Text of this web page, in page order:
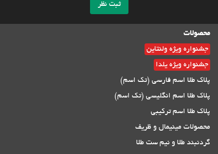
ثبت نظر
محصولات
جشنواره ویژه ولنتاین
جشنواره ویژه یلدا
پلاک طلا اسم فارسی (تک اسم)
پلاک طلا اسم انگلیسی (تک اسم)
پلاک طلا اسم ترکیبی
محصولات مینیمال و ظریف
گردنبند طلا و نیم ست طلا